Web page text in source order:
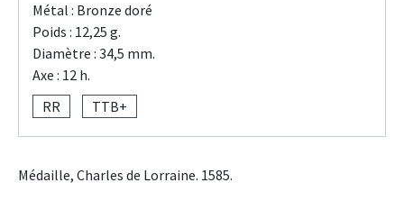
Métal : Bronze doré
Poids : 12,25 g.
Diamètre : 34,5 mm.
Axe : 12 h.
RR
TTB+
Médaille, Charles de Lorraine. 1585.